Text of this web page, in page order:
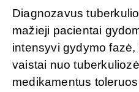
Diagnozavus
mažieji pacientai
intensyvi gydymo
vaistai nuo
medikamentus